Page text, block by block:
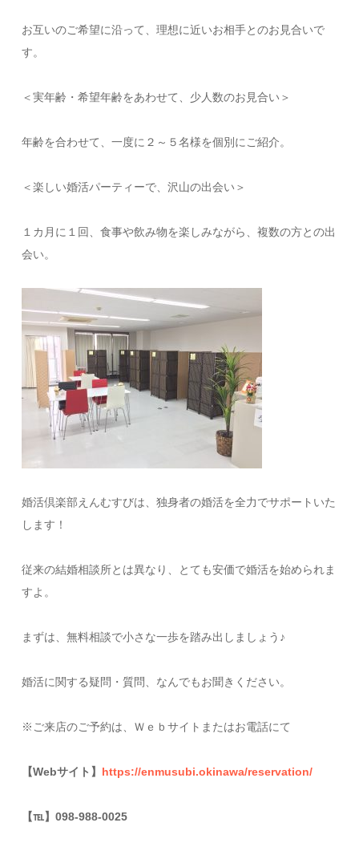
お互いのご希望に沿って、理想に近いお相手とのお見合いで
す。
＜実年齢・希望年齢をあわせて、少人数のお見合い＞
年齢を合わせて、一度に２～５名様を個別にご紹介。
＜楽しい婚活パーティーで、沢山の出会い＞
１カ月に１回、食事や飲み物を楽しみながら、複数の方との出
会い。
婚活倶楽部えんむすびは、独身者の婚活を全力でサポートいた
します！
従来の結婚相談所とは異なり、とても安価で婚活を始められま
すよ。
まずは、無料相談で小さな一歩を踏み出しましょう♪
婚活に関する疑問・質問、なんでもお聞きください。
※ご来店のご予約は、Ｗｅｂサイトまたはお電話にて
【Webサイト】 https://enmusubi.okinawa/reservation/
【℡】098-988-0025